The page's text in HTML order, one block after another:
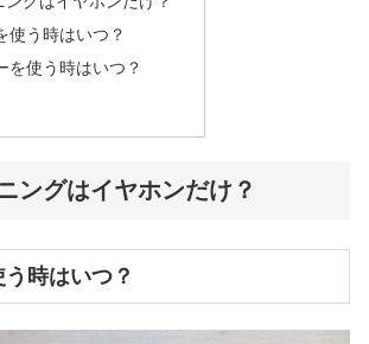
使う時はいつ？
を使う時はいつ？
ングはイヤホンだけ？
時はいつ？